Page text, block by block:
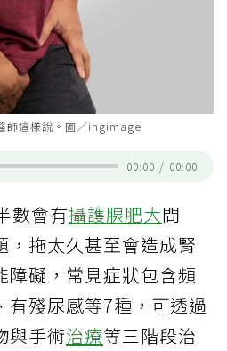
師這樣說。圖／ingimage
00:00 / 00:00
數會有攝護腺肥大問
，拖太久甚至會造成腎
障礙，常見症狀包含頻
有殘尿感等7種，可透過
與手術治療等三階段治